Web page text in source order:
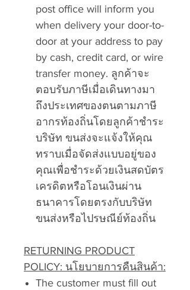
post office will inform you
when delivery your door-to-
door at your address to pay
by cash, credit card, or wire
transfer money. ลูกค้าจะ
ตอบรับภาษีเมื่อเดินทางมา
ถึงประเทศของตนตามภาษี
อากรท้องถิ่นโดยลูกค้าชำระ
บริษัท ขนส่งจะแจ้งให้คุณ
ทราบเมื่อจัดส่งแบบอยู่ของ
คุณเพื่อชำระด้วยเงินสดบัตร
เครดิตหรือโอนเงินผ่าน
ธนาคารโดยตรงกับบริษัท
ขนส่งหรือไปรษณีย์ท้องถิ่น
RETURNING PRODUCT
POLICY: นโยบายการคืนสินค้า:
The customer must fill out